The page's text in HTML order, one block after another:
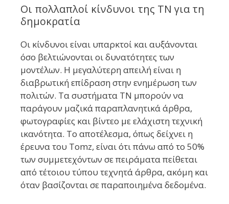
Οι πολλαπλοί κίνδυνοι της ΤΝ για τη
δημοκρατία
Οι κίνδυνοι είναι υπαρκτοί και αυξάνονται
όσο βελτιώνονται οι δυνατότητες των
μοντέλων. Η μεγαλύτερη απειλή είναι η
διαβρωτική επίδραση στην ενημέρωση των
πολιτών. Τα συστήματα ΤΝ μπορούν να
παράγουν μαζικά παραπλανητικά άρθρα,
φωτογραφίες και βίντεο με ελάχιστη τεχνική
ικανότητα. Το αποτέλεσμα, όπως δείχνει η
έρευνα του Tomz, είναι ότι πάνω από το 50%
των συμμετεχόντων σε πειράματα πείθεται
από τέτοιου τύπου τεχνητά άρθρα, ακόμη και
όταν βασίζονται σε παραποιημένα δεδομένα.